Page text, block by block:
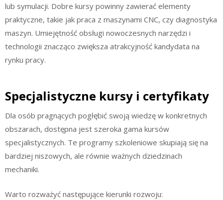
lub symulacji. Dobre kursy powinny zawierać elementy
praktyczne, takie jak praca z maszynami CNC, czy diagnostyka
maszyn. Umiejętność obsługi nowoczesnych narzędzi i
technologii znacząco zwiększa atrakcyjność kandydata na
rynku pracy.
Specjalistyczne kursy i certyfikaty
Dla osób pragnących pogłębić swoją wiedzę w konkretnych
obszarach, dostępna jest szeroka gama kursów
specjalistycznych. Te programy szkoleniowe skupiają się na
bardziej niszowych, ale równie ważnych dziedzinach
mechaniki.
Warto rozważyć następujące kierunki rozwoju: